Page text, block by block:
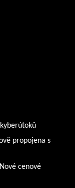
propojena s
cenové